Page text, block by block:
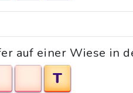
auf einer Wiese in
T